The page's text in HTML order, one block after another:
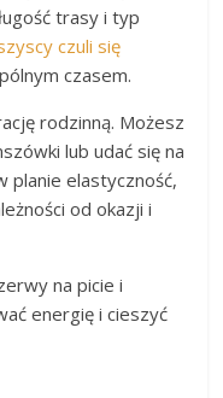
trasy i typ
czuli się
czasem.
rodzinną. Możesz
lub udać się na
planie elastyczność,
od okazji i
na picie i
energię i cieszyć